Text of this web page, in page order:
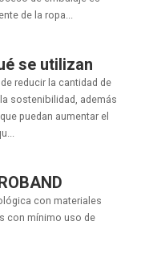
de la ropa...
se utilizan
reducir la cantidad de
sostenibilidad, además
puedan aumentar el
con materiales
con mínimo uso de